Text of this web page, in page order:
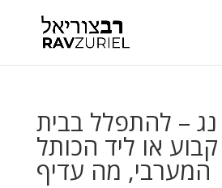
– להתפלל בבית
או ליד הכותל
המערבי, מה עדיף